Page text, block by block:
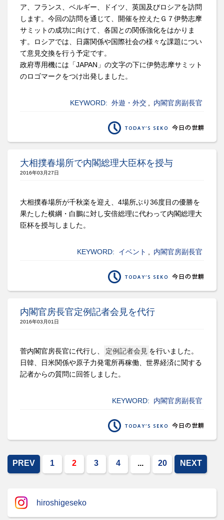
ア、フランス、ベルギー、ドイツ、英国及びロシアを訪問
します。今回の訪問を通じて、開催を控えたＧ７伊勢志摩
サミットの成功に向けて、各国との関係強化をはかりま
す。ロシアでは、日露関係や国際社会の様々な課題につい
て意見交換を行う予定です。
政府専用機には「JAPAN」の文字の下に伊勢志摩サミット
のロゴマークをつけ出発しました。
KEYWORD: 外遊・外交 内閣官房副長官
大相撲春場所で内閣総理大臣杯を授与
2016年03月27日
大相撲春場所が千秋楽を迎え、4場所ぶり36度目の優勝を
果たした横綱・白鵬に対し安倍総理に代わって内閣総理大
臣杯を授与しました。
KEYWORD: イベント 内閣官房副長官
内閣官房長官定例記者会見を代行
2016年03月01日
菅内閣官房長官に代行し、 定例記者会見 を行いました。
日韓、日米関係や原子力発電所再稼働、世界経済に関する
記者からの質問に回答しました。
KEYWORD: 内閣官房副長官
PREV 1 2 3 4 ... 20 NEXT
hiroshigeseko